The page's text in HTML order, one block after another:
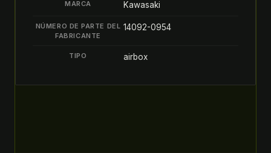
MARCA Kawasaki
NÚMERO DE PARTE DEL
FABRICANTE
14092-0954
TIPO airbox